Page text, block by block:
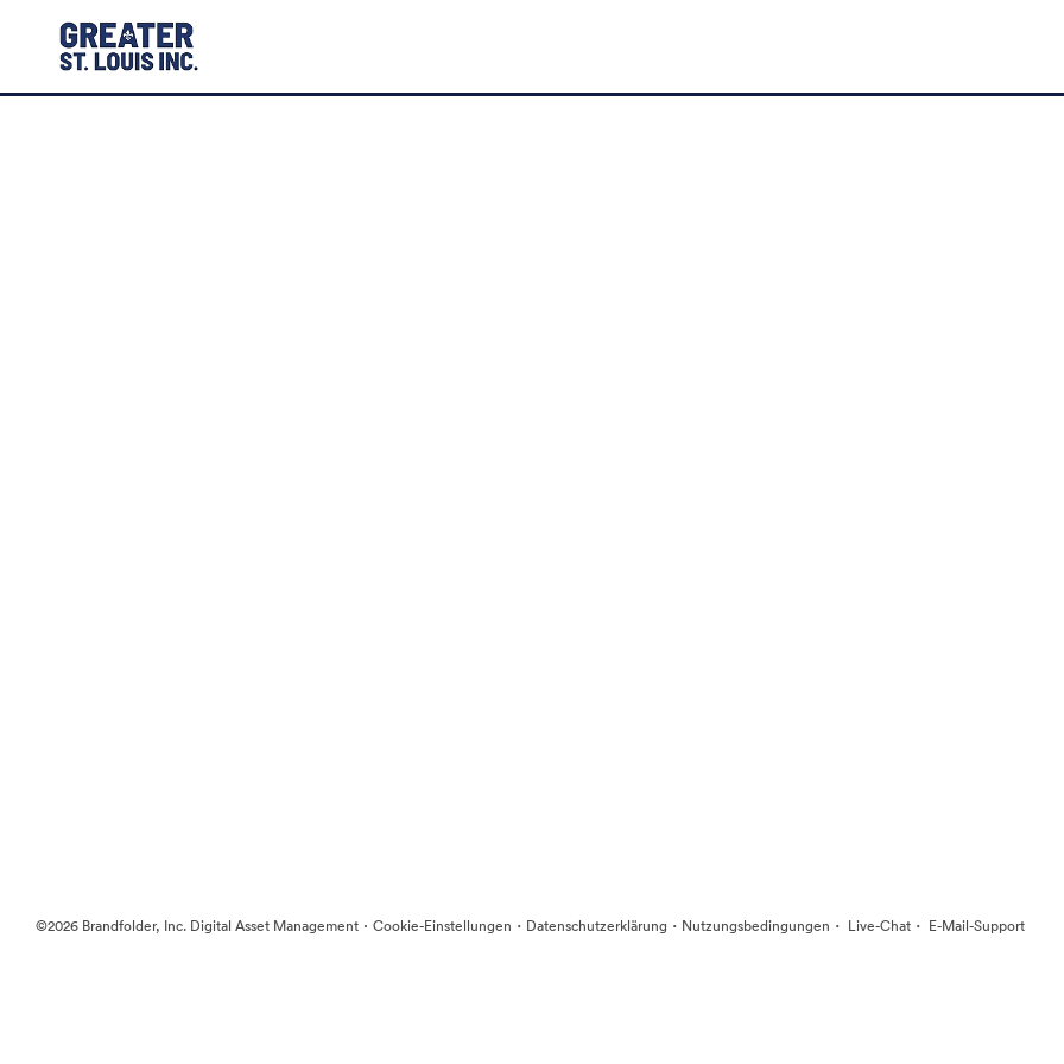
©2026 Brandfolder, Inc. Digital Asset Management · Cookie-Einstellungen · Datenschutzerklärung · Nutzungsbedingungen · Live-Chat · E-Mail-Support